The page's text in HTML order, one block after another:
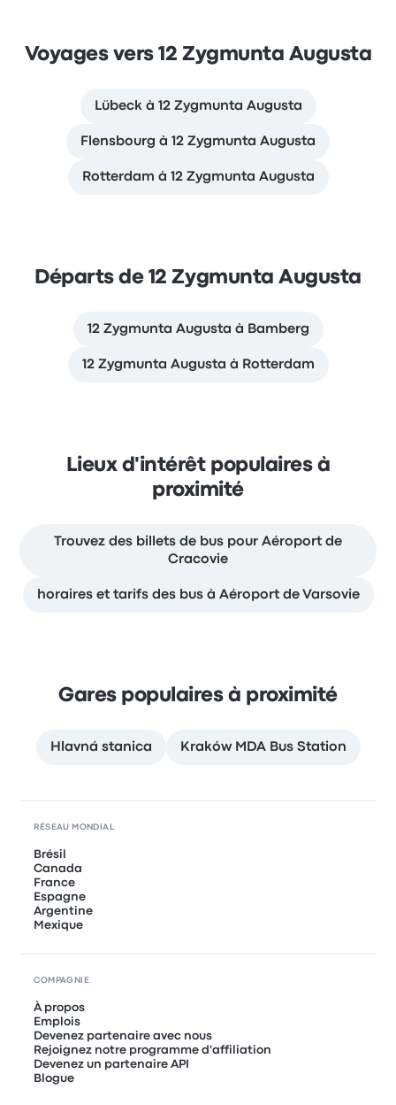
Voyages vers 12 Zygmunta Augusta
Lübeck à 12 Zygmunta Augusta
Flensbourg à 12 Zygmunta Augusta
Rotterdam à 12 Zygmunta Augusta
Départs de 12 Zygmunta Augusta
12 Zygmunta Augusta à Bamberg
12 Zygmunta Augusta à Rotterdam
Lieux d'intérêt populaires à
proximité
Trouvez des billets de bus pour Aéroport de
Cracovie
horaires et tarifs des bus à Aéroport de Varsovie
Gares populaires à proximité
Hlavná stanica Kraków MDA Bus Station
RÉSEAU MONDIAL
Brésil
Canada
France
Espagne
Argentine
Mexique
COMPAGNIE
À propos
Emplois
Devenez partenaire avec nous
Rejoignez notre programme d'affiliation
Devenez un partenaire API
Blogue